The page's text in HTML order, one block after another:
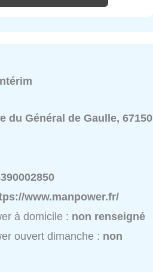
du Général de Gaulle, 67150
www.manpower.fr/
à domicile : non renseigné
ouvert dimanche : non